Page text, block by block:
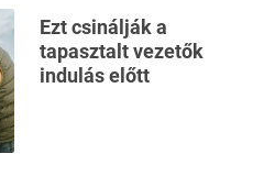
Ezt csinálják a
tapasztalt vezetők
indulás előtt